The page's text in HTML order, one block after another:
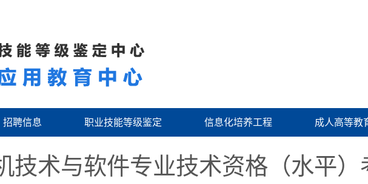
招聘信息 职业技能等级鉴定 信息化培养工程 成人高等教
技术与软件专业技术资格（水平）